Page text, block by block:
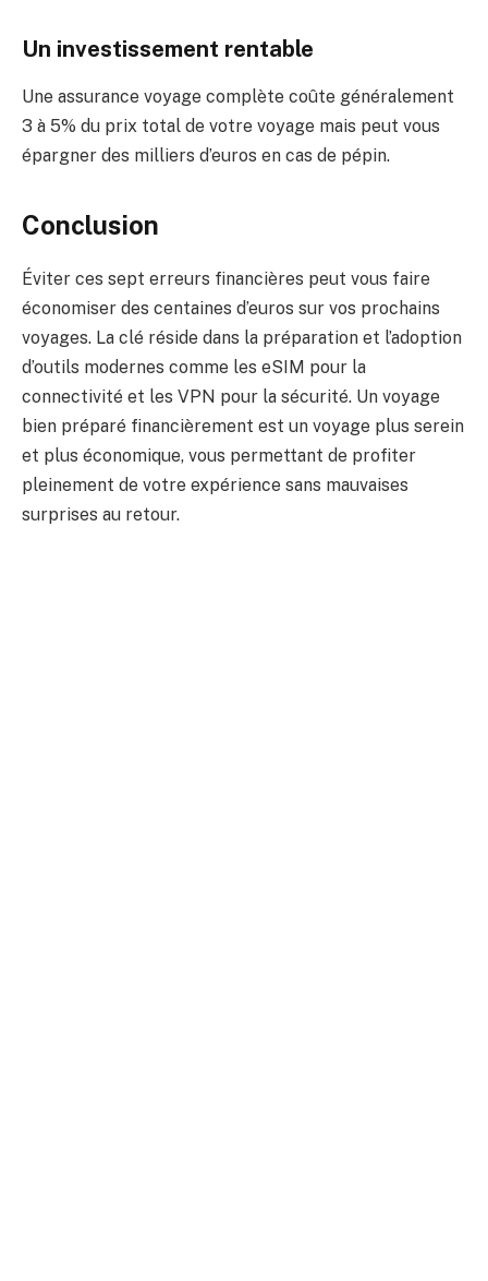
Un investissement rentable
Une assurance voyage complète coûte généralement
3 à 5% du prix total de votre voyage mais peut vous
épargner des milliers d’euros en cas de pépin.
Conclusion
Éviter ces sept erreurs financières peut vous faire
économiser des centaines d’euros sur vos prochains
voyages. La clé réside dans la préparation et l’adoption
d’outils modernes comme les eSIM pour la
connectivité et les VPN pour la sécurité. Un voyage
bien préparé financièrement est un voyage plus serein
et plus économique, vous permettant de profiter
pleinement de votre expérience sans mauvaises
surprises au retour.